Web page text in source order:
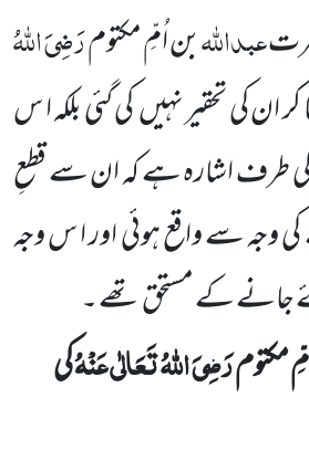
عبداللّٰہبن اُمِّ مکتومرَضِیَ اللّٰہُ
کر ان کی تحقیر نہیںکی گئی بلکہ ا س
طرف اشارہ ہے کہ ان سے قطعِ
کی وجہ سے واقع ہوئی اور ا س وجہ
جانے کے مستحق تھے ۔
مکتومرَضِیَ اللّٰہُ تَعَالٰی عَنْہُکی